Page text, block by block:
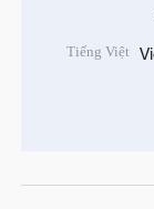
Tiếng Việt